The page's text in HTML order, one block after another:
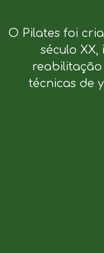
O Pilates foi
século
técnicas de